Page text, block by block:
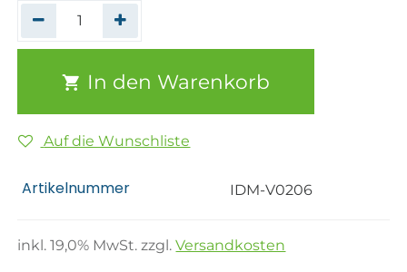
In den Warenkorb
Auf die Wunschliste
Artikelnummer IDM-V0206
inkl.19,0% MwSt. zzgl.Versandkosten